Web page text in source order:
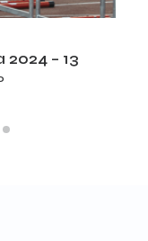
– 13